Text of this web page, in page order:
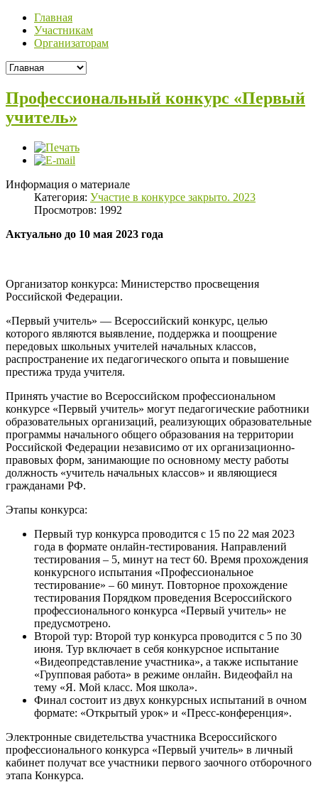
Главная
Участникам
Организаторам
Профессиональный конкурс «Первый
учитель»
Информация о материале
Категория: Участие в конкурсе закрыто. 2023
Просмотров: 1992
Актуально до 10 мая 2023 года
Организатор конкурса: Министерство просвещения
Российской Федерации.
«Первый учитель» — Всероссийский конкурс, целью
которого являются выявление, поддержка и поощрение
передовых школьных учителей начальных классов,
распространение их педагогического опыта и повышение
престижа труда учителя.
Принять участие во Всероссийском профессиональном
конкурсе «Первый учитель» могут педагогические работники
образовательных организаций, реализующих образовательные
программы начального общего образования на территории
Российской Федерации независимо от их организационно-
правовых форм, занимающие по основному месту работы
должность «учитель начальных классов» и являющиеся
гражданами РФ.
Этапы конкурса:
Первый тур конкурса проводится с 15 по 22 мая 2023
года в формате онлайн-тестирования. Направлений
тестирования – 5, минут на тест 60. Время прохождения
конкурсного испытания «Профессиональное
тестирование» – 60 минут. Повторное прохождение
тестирования Порядком проведения Всероссийского
профессионального конкурса «Первый учитель» не
предусмотрено.
Второй тур: Второй тур конкурса проводится с 5 по 30
июня. Тур включает в себя конкурсное испытание
«Видеопредставление участника», а также испытание
«Групповая работа» в режиме онлайн. Видеофайл на
тему «Я. Мой класс. Моя школа».
Финал состоит из двух конкурсных испытаний в очном
формате: «Открытый урок» и «Пресс-конференция».
Электронные свидетельства участника Всероссийского
профессионального конкурса «Первый учитель» в личный
кабинет получат все участники первого заочного отборочного
этапа Конкурса.